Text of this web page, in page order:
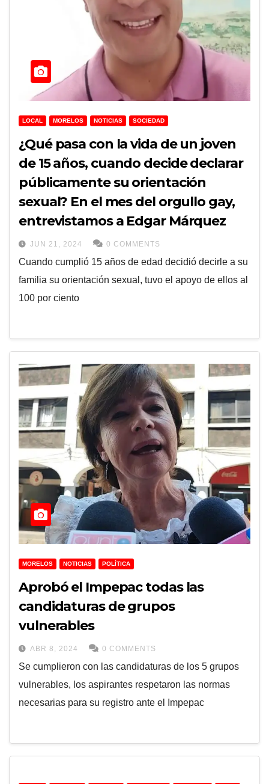
LOCAL MORELOS NOTICIAS SOCIEDAD
¿Qué pasa con la vida de un joven
de 15 años, cuando decide declarar
públicamente su orientación
sexual? En el mes del orgullo gay,
entrevistamos a Edgar Márquez
JUN 21, 2024 0 COMMENTS
Cuando cumplió 15 años de edad decidió decirle a su
familia su orientación sexual, tuvo el apoyo de ellos al
100 por ciento
MORELOS NOTICIAS POLÍTICA
Aprobó el Impepac todas las
candidaturas de grupos
vulnerables
ABR 8, 2024 0 COMMENTS
Se cumplieron con las candidaturas de los 5 grupos
vulnerables, los aspirantes respetaron las normas
necesarias para su registro ante el Impepac